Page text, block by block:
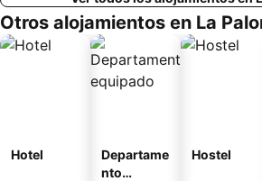
Otros alojamientos en La
Hotel
Departame
nto
Hostel